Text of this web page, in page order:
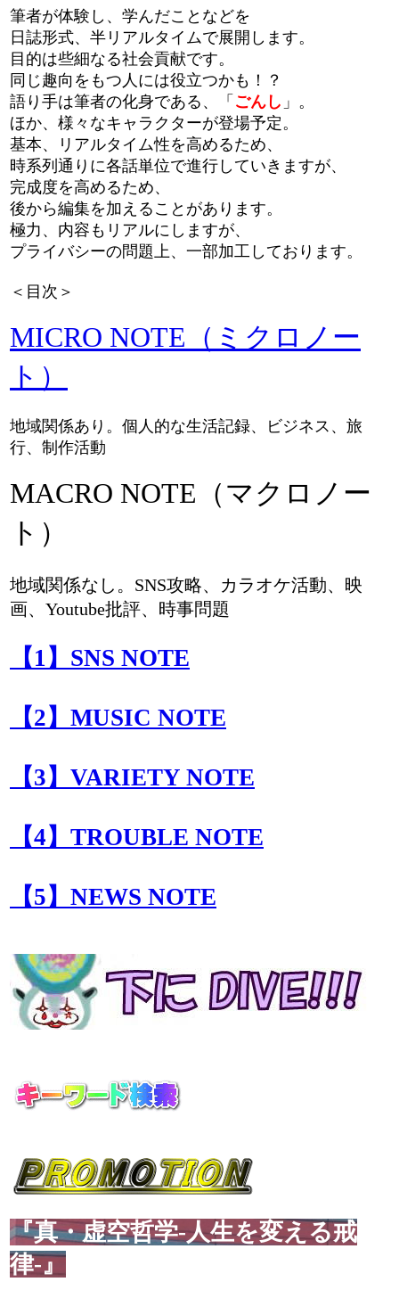
筆者が体験し、学んだことなどを
日誌形式、半リアルタイムで展開します。
目的は些細なる社会貢献です。
同じ趣向をもつ人には役立つかも！？
語り手は筆者の化身である、「 ごんし 」。
ほか、様々なキャラクターが登場予定。
基本、リアルタイム性を高めるため、
時系列通りに各話単位で進行していきますが、
完成度を高めるため、
後から編集を加えることがあります。
極力、内容もリアルにしますが、
プライバシーの問題上、一部加工しております。
＜目次＞
MICRO NOTE（ミクロノー
ト）
地域関係あり。個人的な生活記録、ビジネス、旅
行、制作活動
MACRO NOTE（マクロノー
ト）
地域関係なし。SNS攻略、カラオケ活動、映
画、Youtube批評、時事問題
【1】SNS NOTE
【2】MUSIC NOTE
【3】VARIETY NOTE
【4】TROUBLE NOTE
【5】NEWS NOTE
『真・虚空哲学-人生を変える戒
律-』